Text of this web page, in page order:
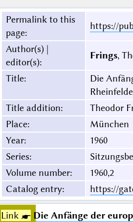
Permalink to this
page:
https://
Author(s) |
editor(s):
Frings,
Title:
Die
Title addition:
Theodor
Place:
München
Year:
1960
Series:
Volume number:
1960,2
Catalog entry: https://
Link ☛ Die Anfänge der